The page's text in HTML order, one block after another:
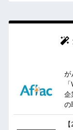
が
企
の